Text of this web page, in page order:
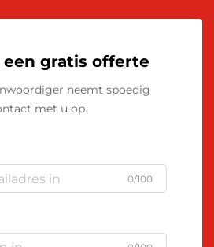
gratis offerte
neemt spoedig
met u op.
0/100